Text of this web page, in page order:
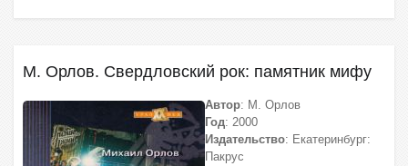
М. Орлов. Свердловский рок: памятник мифу
Автор: М. Орлов
Год: 2000
Издательство: Екатеринбург:
Пакрус